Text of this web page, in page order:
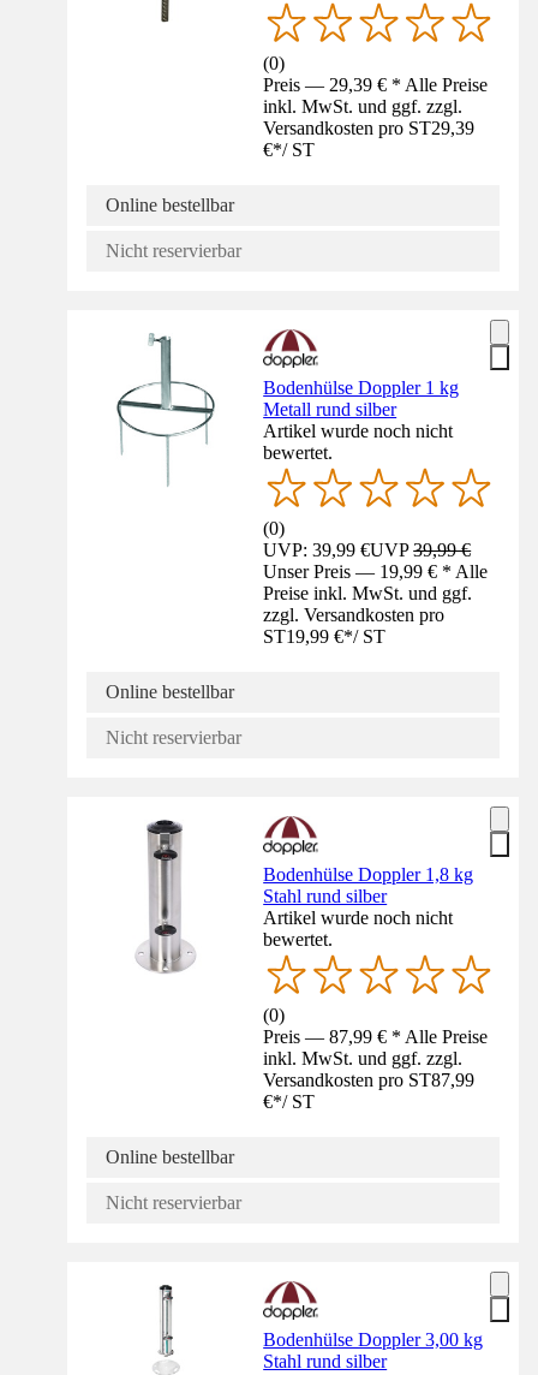
(0)
Preis — 29,39 € * Alle Preise
inkl. MwSt. und ggf. zzgl.
Versandkosten pro ST29,39
€*/ ST
Online bestellbar
Nicht reservierbar
Bodenhülse Doppler 1 kg
Metall rund silber
Artikel wurde noch nicht
bewertet.
(0)
UVP: 39,99 €UVP39,99 €
Unser Preis — 19,99 € * Alle
Preise inkl. MwSt. und ggf.
zzgl. Versandkosten pro
ST19,99 €*/ ST
Online bestellbar
Nicht reservierbar
Bodenhülse Doppler 1,8 kg
Stahl rund silber
Artikel wurde noch nicht
bewertet.
(0)
Preis — 87,99 € * Alle Preise
inkl. MwSt. und ggf. zzgl.
Versandkosten pro ST87,99
€*/ ST
Online bestellbar
Nicht reservierbar
Bodenhülse Doppler 3,00 kg
Stahl rund silber